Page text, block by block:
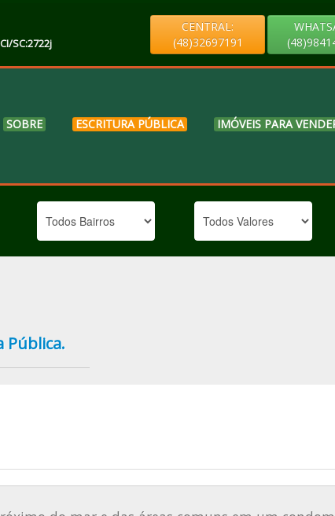
SC:2722j
CENTRAL:
(48)32697191
SOBRE ESCRITURA PÚBLICA IMÓVEIS PARA
Pública.